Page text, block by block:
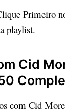
Primeiro
playlist.
Cid
com Cid